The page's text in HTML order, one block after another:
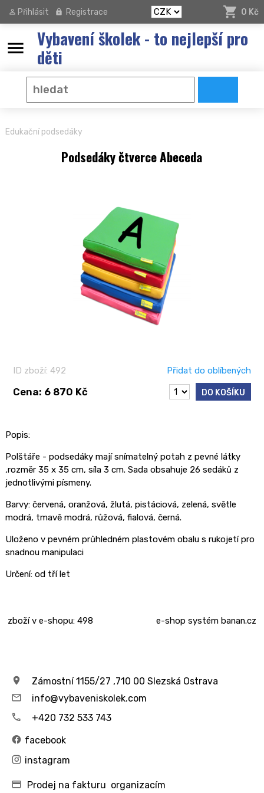
Přihlásit Registrace 0 Kč
menu
Vybavení školek - to nejlepší pro
děti
Edukační podsedáky
Podsedáky čtverce Abeceda
ID zboží: 492 Přidat do oblíbených
Cena: 6 870 Kč DO KOŠÍKU
Popis:
Polštáře - podsedáky mají snímatelný potah z pevné látky
,rozměr 35 x 35 cm, síla 3 cm. Sada obsahuje 26 sedáků z
jednotlivými písmeny.
Barvy: červená, oranžová, žlutá, pistáciová, zelená, světle
modrá, tmavě modrá, růžová, fialová, černá.
Uloženo v pevném průhledném plastovém obalu s rukojetí pro
snadnou manipulaci
Určení: od tří let
zboží v e-shopu: 498 e-shop systém banan.cz
Zámostní 1155/27 ,710 00 Slezská Ostrava
info@vybaveniskolek.com
+420 732 533 743
facebook
instagram
Prodej na fakturu organizacím